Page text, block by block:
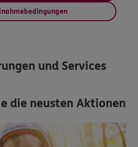
und Services
die neusten Aktionen